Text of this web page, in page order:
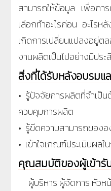
สามารถให้ข้อมูล เพื่อกา
เลือกทำอะไรก่อน อะไร
เกิดการเปลี่ยนแปลงอยู่
งานผลิตเป็นไปอย่างมีปร
สิ่งที่ได้รับหลังอบรมแ
• รู้ปัจจัยการผลิตที่จำเป็
ควบคุมการผลิต
• รู้ขีดความสามารถของ
• เข้าใจเกณฑ์ประเมินผล
คุณสมบัติของผู้เข้ารั
ผู้บริหาร ผู้จัดการ หัวห